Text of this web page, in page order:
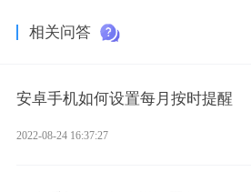
相关问答
安卓手机如何设置每月按时提醒
2022-08-24 16:37:27